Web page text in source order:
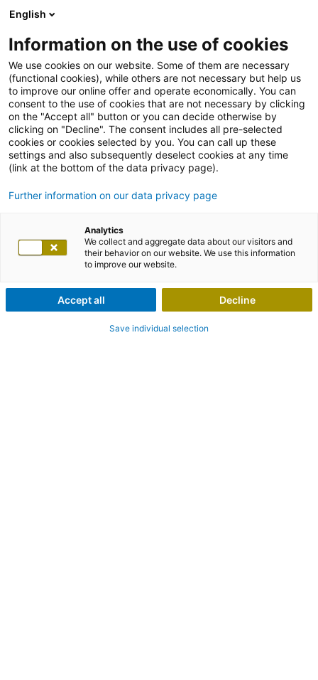
English
Information on the use of cookies
We use cookies on our website. Some of them are necessary
(functional cookies), while others are not necessary but help us
to improve our online offer and operate economically. You can
consent to the use of cookies that are not necessary by clicking
on the "Accept all" button or you can decide otherwise by
clicking on "Decline". The consent includes all pre-selected
cookies or cookies selected by you. You can call up these
settings and also subsequently deselect cookies at any time
(link at the bottom of the data privacy page).
Further information on our data privacy page
Analytics
We collect and aggregate data about our visitors and
their behavior on our website. We use this information
to improve our website.
Accept all Decline
Save individual selection